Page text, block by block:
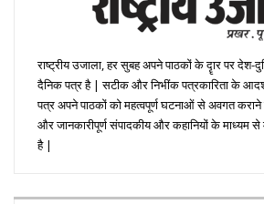
राष्ट्रीय उजाला, हर सुबह अपने पाठकों के दॄार पर देश-
दैनिक पत्र है | सटीक और निभींक पत्रकारिता के
पत्र अपने पाठकों को महत्वपूर्ण घटनाओं से अवगत
और जानकारीपूर्ण संपादकीय और कहानियों के माध्यम
है |